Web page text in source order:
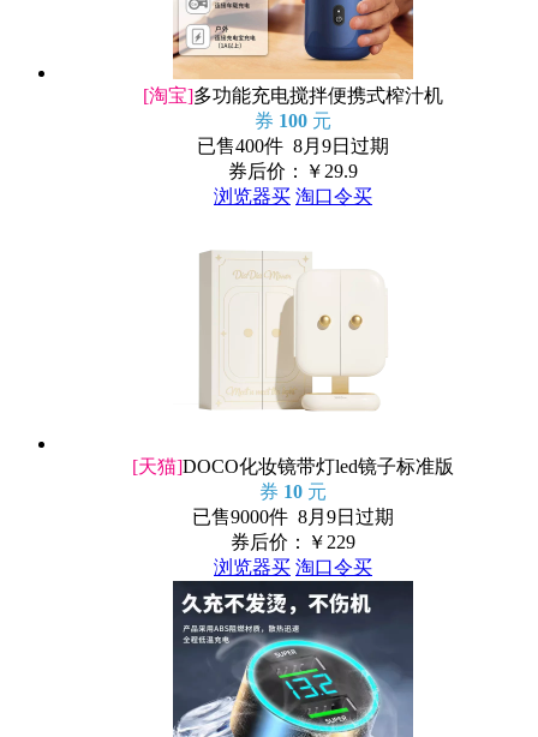
[淘宝]多功能充电搅拌便携式榨汁机
券 100 元
已售400件 8月9日过期
券后价：￥ 29.9
浏览器买 淘口令买
[天猫]DOCO化妆镜带灯led镜子标准版
券 10 元
已售9000件 8月9日过期
券后价：￥ 229
浏览器买 淘口令买